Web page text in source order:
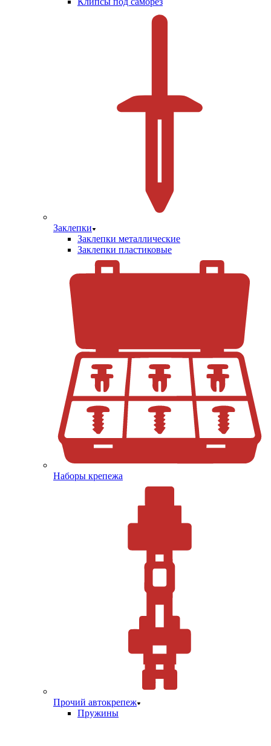
Заклепки
Заклепки металлические
Заклепки пластиковые
Наборы крепежа
Прочий автокрепеж
Пружины